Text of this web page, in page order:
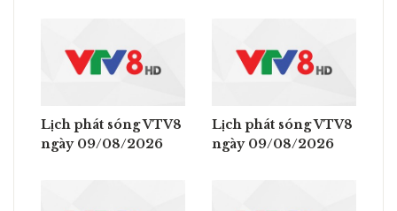
Lịch phát sóng VTV8
ngày 09/08/2026
Lịch phát sóng VTV8
ngày 09/08/2026